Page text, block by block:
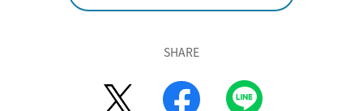
SHARE